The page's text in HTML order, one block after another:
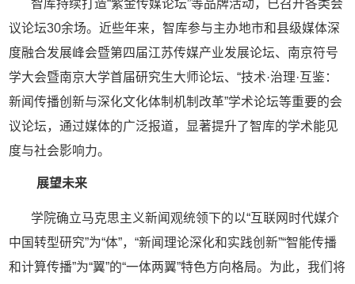
智库持续打造“紫金传媒论坛”等品牌活动，已召开各类会
议论坛30余场。近些年来，智库参与主办地市和县级媒体深
度融合发展峰会暨第四届江苏传媒产业发展论坛、南京符号
学大会暨南京大学首届研究生大师论坛、“技术·治理·互鉴：
新闻传播创新与深化文化体制机制改革”学术论坛等重要的会
议论坛，通过媒体的广泛报道，显著提升了智库的学术能见
度与社会影响力。
展望未来
学院确立马克思主义新闻观统领下的以“互联网时代媒介
中国转型研究”为“体”，“新闻理论深化和实践创新”“智能传播
和计算传播”为“翼”的“一体两翼”特色方向格局。为此，我们将